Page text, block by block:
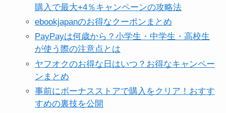
購入で最大+4％キャンペーンの攻略法
ebookjapanのお得なクーポンまとめ
PayPayは何歳から？小学生・中学生・高校生
が使う際の注意点とは
ヤフオクのお得な日はいつ？お得なキャンペー
ンまとめ
事前にボーナスストアで購入をクリア！おすす
すめの裏技を公開